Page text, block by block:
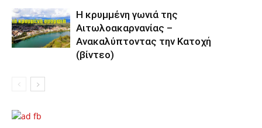
Η κρυμμένη γωνιά της
Αιτωλοακαρνανίας –
Ανακαλύπτοντας την Κατοχή
(βίντεο)